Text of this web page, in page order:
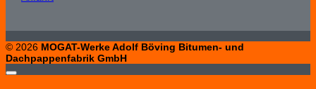
© 2026 MOGAT-Werke Adolf Böving Bitumen- und
Dachpappenfabrik GmbH